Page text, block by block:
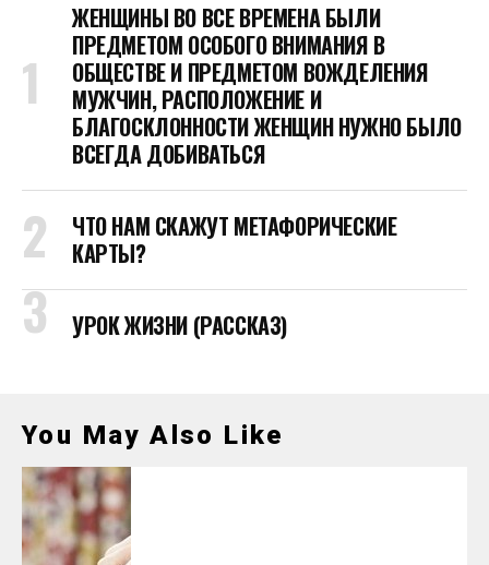
ЖЕНЩИНЫ ВО ВСЕ ВРЕМЕНА БЫЛИ
ПРЕДМЕТОМ ОСОБОГО ВНИМАНИЯ В
ОБЩЕСТВЕ И ПРЕДМЕТОМ ВОЖДЕЛЕНИЯ
МУЖЧИН, РАСПОЛОЖЕНИЕ И
БЛАГОСКЛОННОСТИ ЖЕНЩИН НУЖНО БЫЛО
ВСЕГДА ДОБИВАТЬСЯ
ЧТО НАМ СКАЖУТ МЕТАФОРИЧЕСКИЕ
КАРТЫ?
УРОК ЖИЗНИ (РАССКАЗ)
You May Also Like